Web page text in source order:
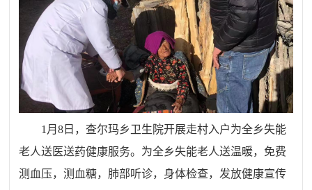
1月8日，查尔玛乡卫生院开展走村入户为全乡失能
老人送医送药健康服务。为全乡失能老人送温暖，免费
测血压，测血糖，肺部听诊，身体检查，发放健康宣传